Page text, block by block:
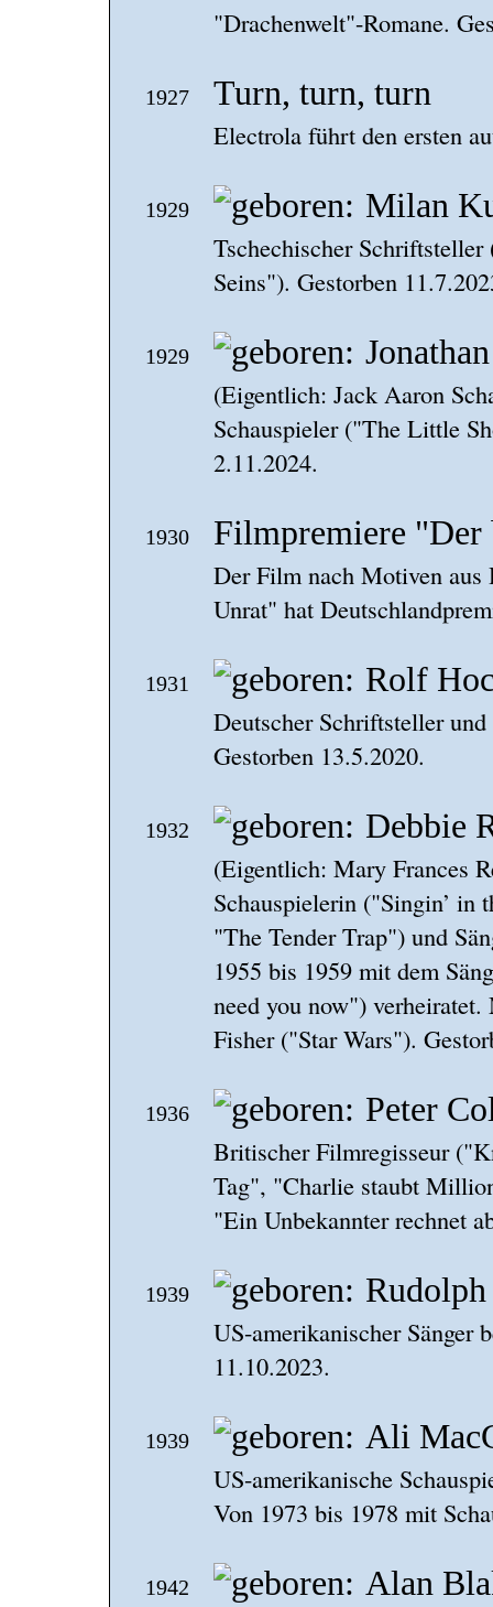
"Drachenwelt"-Romane.
1927 Turn, turn, turn
Electrola führt den ersten
1929 Milan
Tschechischer
Seins"). Gestorben
1929
(Eigentlich: Jack Aaron
Schauspieler ("The Little
2.11.2024.
1930 Filmpremiere "Der
Der Film nach Motiven aus
Unrat" hat
1931 Rolf
Deutscher Schriftsteller
Gestorben 13.5.2020.
1932 Debbie
(Eigentlich: Mary Frances
Schauspielerin ("Singin’ in
"The Tender Trap") und
1955 bis 1959 mit dem
need you now")
Fisher ("Star Wars").
1936 Peter
Britischer Filmregisseur
Tag", "Charlie staubt
"Ein Unbekannter rechnet
1939
US-amerikanischer Sänger
11.10.2023.
1939 Ali
US-amerikanische
Von 1973 bis 1978 mit
1942 Alan